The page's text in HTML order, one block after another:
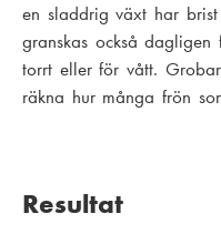
en sladdrig växt har
granskas också
torrt eller för vått.
räkna hur många frön
Resultat